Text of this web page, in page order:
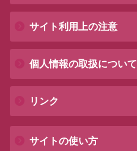
サイト利用上の注意
個人情報の取扱について
リンク
サイトの使い方